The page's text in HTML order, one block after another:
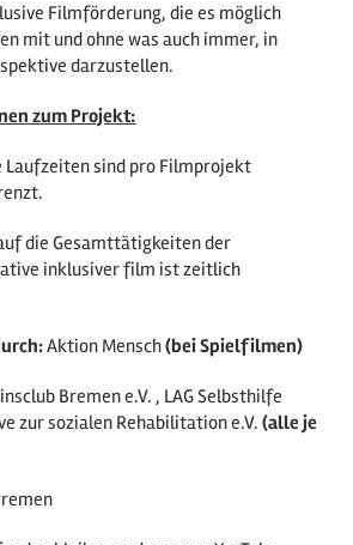
Filmförderung, die es möglich
mit und ohne was auch immer, in
darzustellen.
zum Projekt:
Laufzeiten sind pro Filmprojekt
die Gesamttätigkeiten der
inklusiver film ist zeitlich
Aktion Mensch(bei Spielfilmen)
Bremen e.V. , LAG Selbsthilfe
zur sozialen Rehabilitation e.V.(alle je